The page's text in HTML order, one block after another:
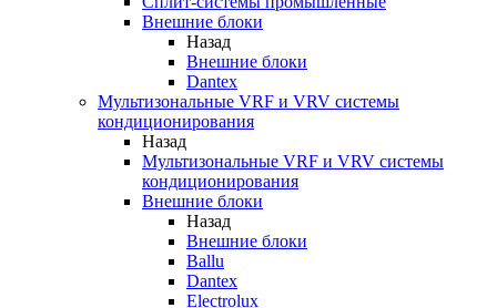
Внешние блоки
Назад
Внешние блоки
Dantex
Мультизональные VRF и VRV системы
кондиционирования
Назад
Мультизональные VRF и VRV системы
кондиционирования
Внешние блоки
Назад
Внешние блоки
Ballu
Dantex
Electrolux